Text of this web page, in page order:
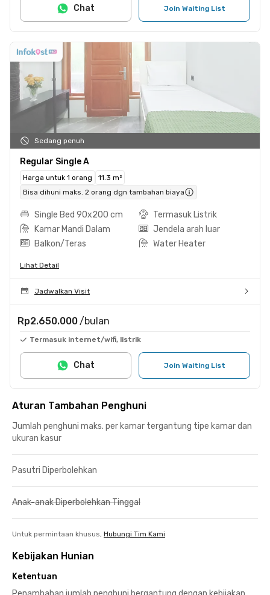
Join Waiting List
Chat
Sedang penuh
Regular Single A
Harga untuk 1 orang
11.3 m²
Bisa dihuni maks. 2 orang dgn tambahan biaya
Single Bed 90x200 cm
Termasuk Listrik
Kamar Mandi Dalam
Jendela arah luar
Balkon/Teras
Water Heater
Lihat Detail
Jadwalkan Visit
Rp2.650.000 /bulan
Termasuk internet/wifi, listrik
Join Waiting List
Chat
Aturan Tambahan Penghuni
Jumlah penghuni maks. per kamar tergantung tipe kamar dan
ukuran kasur
Pasutri Diperbolehkan
Anak-anak Diperbolehkan Tinggal
Untuk permintaan khusus, Hubungi Tim Kami
Kebijakan Hunian
Ketentuan